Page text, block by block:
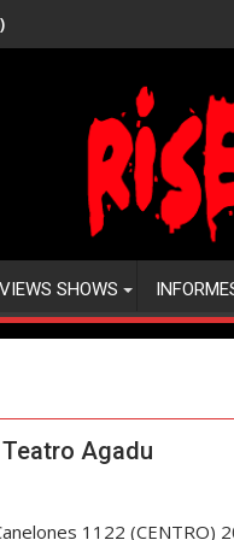
SHOWS
Agadu
1122 (CENTRO)